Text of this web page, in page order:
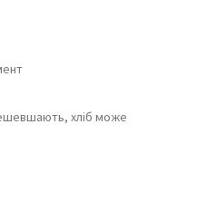
хліб може